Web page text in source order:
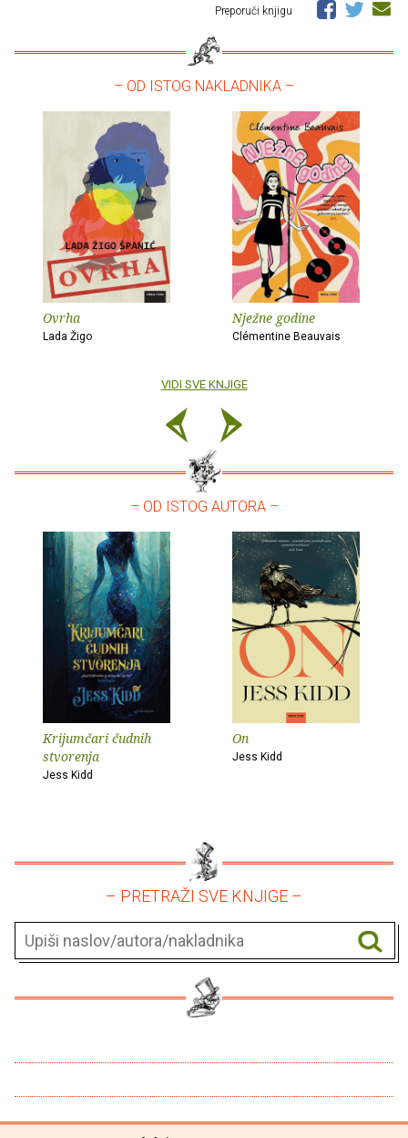
Preporuči knjigu
– OD ISTOG NAKLADNIKA –
Ovrha
Lada Žigo
Nježne godine
Clémentine Beauvais
VIDI SVE KNJIGE
– OD ISTOG AUTORA –
Krijumčari čudnih
stvorenja
Jess Kidd
On
Jess Kidd
– PRETRAŽI SVE KNJIGE –